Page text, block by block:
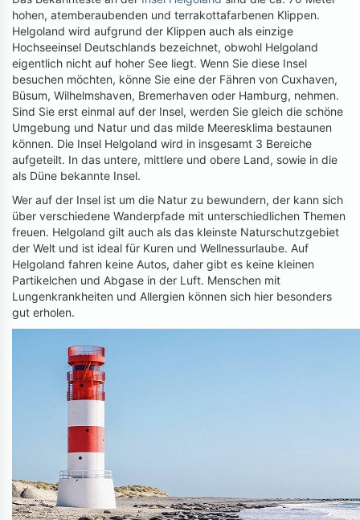
hohen, atemberaubenden und terrakottafarbenen Klippen.
Helgoland wird aufgrund der Klippen auch als einzige
Hochseeinsel Deutschlands bezeichnet, obwohl Helgoland
eigentlich nicht auf hoher See liegt. Wenn Sie diese Insel
besuchen möchten, könne Sie eine der Fähren von Cuxhaven,
Büsum, Wilhelmshaven, Bremerhaven oder Hamburg, nehmen.
Sind Sie erst einmal auf der Insel, werden Sie gleich die schöne
Umgebung und Natur und das milde Meeresklima bestaunen
können. Die Insel Helgoland wird in insgesamt 3 Bereiche
aufgeteilt. In das untere, mittlere und obere Land, sowie in die
als Düne bekannte Insel.
Wer auf der Insel ist um die Natur zu bewundern, der kann sich
über verschiedene Wanderpfade mit unterschiedlichen Themen
freuen. Helgoland gilt auch als das kleinste Naturschutzgebiet
der Welt und ist ideal für Kuren und Wellnessurlaube. Auf
Helgoland fahren keine Autos, daher gibt es keine kleinen
Partikelchen und Abgase in der Luft. Menschen mit
Lungenkrankheiten und Allergien können sich hier besonders
gut erholen.